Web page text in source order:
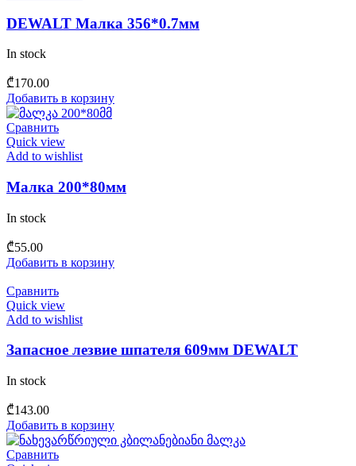
DEWALT Малка 356*0.7мм
In stock
₾170.00
Добавить в корзину
Сравнить
Quick view
Add to wishlist
Малка 200*80мм
In stock
₾55.00
Добавить в корзину
Сравнить
Quick view
Add to wishlist
Запасное лезвие шпателя 609мм DEWALT
In stock
₾143.00
Добавить в корзину
Сравнить